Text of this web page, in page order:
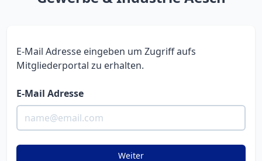
E-Mail Adresse eingeben um Zugriff aufs
Mitgliederportal zu erhalten.
E-Mail Adresse
Weiter